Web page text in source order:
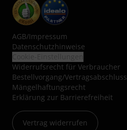
AGB/Impressum
Datenschutzhinweise
Widerrufsrecht für Verbraucher
Bestellvorgang/Vertragsabschluss
Mängelhaftungsrecht
Erklärung zur Barrierefreiheit
Vertrag widerrufen